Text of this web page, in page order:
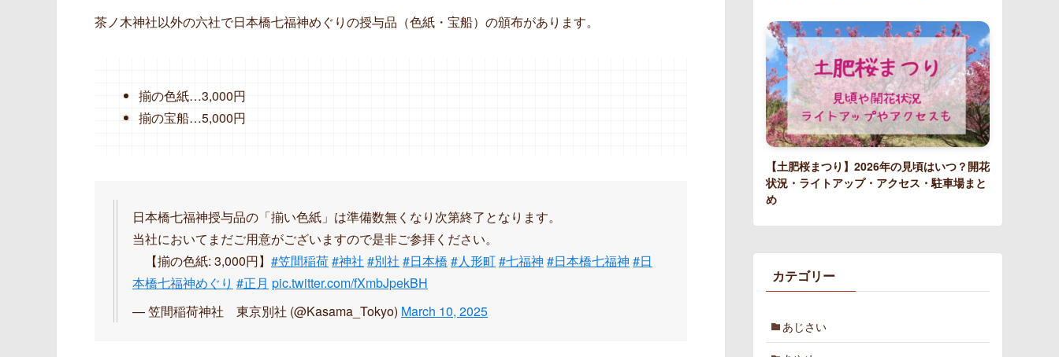
茶ノ木神社以外の六社で日本橋七福神めぐりの授与品（色紙・宝船）の頒布があります。
揃の色紙…3,000円
揃の宝船…5,000円
日本橋七福神授与品の「揃い色紙」は準備数無くなり次第終了となります。
当社においてまだご用意がございますので是非ご参拝ください。
【揃の色紙: 3,000円】 #笠間稲荷#神社 #別社 #日本橋 #人形町#七福神 #日本橋七福神 #日
本橋七福神めぐり #正月 pic.twitter.com/fXmbJpekBH
— 笠間稲荷神社 東京別社 (@Kasama_Tokyo) March 10, 2025
【土肥桜まつり】2026年の見頃はいつ？開花
状況・ライトアップ・アクセス・駐車場まと
め
カテゴリー
あじさい